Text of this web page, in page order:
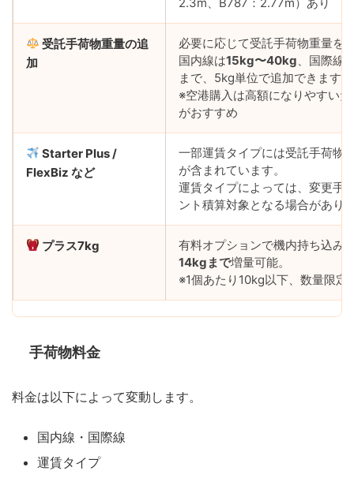
受託手荷物重量の追
加
必要に応じて受託手荷物重量を
国内線は15kg〜40kg 、国際線
まで、5kg単位で追加できます。
※空港購入は高額になりやすい
がおすすめ
Starter Plus /
FlexBiz など
一部運賃タイプには受託手荷物
が含まれています。
運賃タイプによっては、変更手
ント積算対象となる場合があり
プラス7kg
有料オプションで機内持ち込み
14kgまで増量可能。
※1個あたり10kg以下、数量限定
手荷物料金
料金は以下によって変動します。
国内線・国際線
運賃タイプ